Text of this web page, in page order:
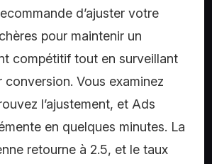
d’ajuster votre
pour maintenir un
compétitif tout en surveillant
Vous examinez
l’ajustement, et Ads
en quelques minutes. La
retourne à 2.5, et le taux